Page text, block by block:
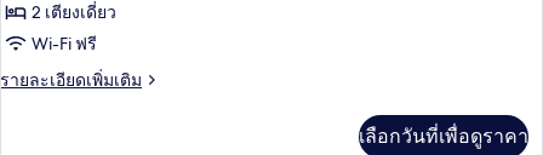
ซู
พี
เรีย
2 เตียงเดี่ยว
Wi-Fi ฟรี
รายละเอียดเพิ่มเติม
ราย
เลือกวันที่เพื่อดูราคา